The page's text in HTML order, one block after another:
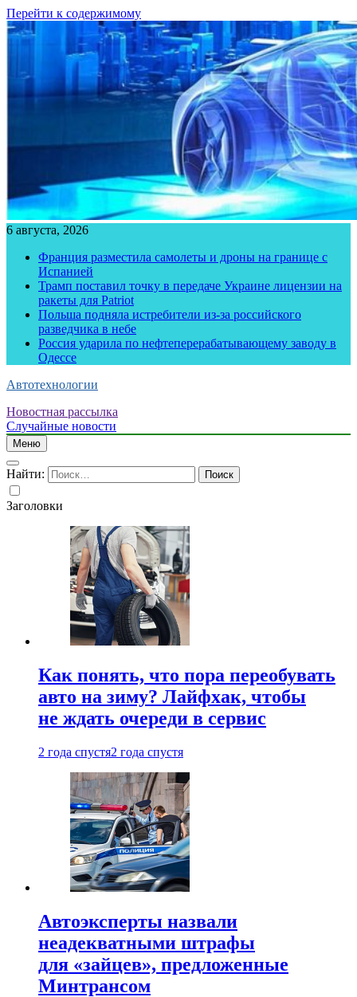
Перейти к содержимому
6 августа, 2026
Франция разместила самолеты и дроны на границе с
Испанией
Трамп поставил точку в передаче Украине лицензии на
ракеты для Patriot
Польша подняла истребители из-за российского
разведчика в небе
Россия ударила по нефтеперерабатывающему заводу в
Одессе
Автотехнологии
Новостная рассылка
Случайные новости
Меню
Найти:
Заголовки
Как понять, что пора переобувать
авто на зиму? Лайфхак, чтобы
не ждать очереди в сервис
2 года спустя2 года спустя
Автоэксперты назвали
неадекватными штрафы
для «зайцев», предложенные
Минтрансом